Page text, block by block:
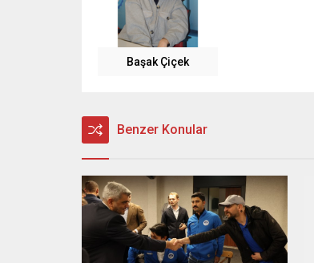
Başak Çiçek
Benzer Konular